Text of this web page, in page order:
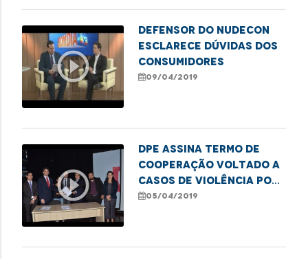
play_circle_outline
Defensor do Nudecon
esclarece dúvidas dos
consumidores
09/04/2019
play_circle_outline
DPE assina termo de
cooperação voltado a
casos de violência por
parte de agentes
05/04/2019